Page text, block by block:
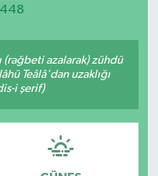
(rağbeti azalarak) zühdü
Teâlâ'dan uzaklığı
i şerif)